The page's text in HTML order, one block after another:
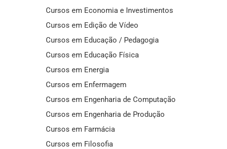
Cursos em Economia e Investimentos
Cursos em Edição de Vídeo
Cursos em Educação / Pedagogia
Cursos em Educação Física
Cursos em Energia
Cursos em Enfermagem
Cursos em Engenharia de Computação
Cursos em Engenharia de Produção
Cursos em Farmácia
Cursos em Filosofia